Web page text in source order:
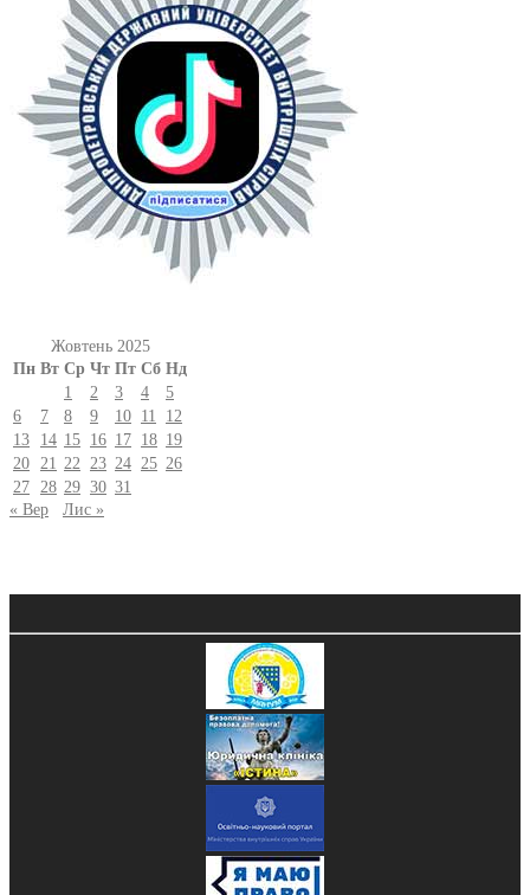
Жовтень 2025
Пн Вт Ср Чт Пт Сб Нд
1
2 3 4
5
6
7 8 9 10 11
12
13
14 15 16 17 18 19
20 21 22 23 24 25 26
27 28 29 30 31
« Вер
Лис »